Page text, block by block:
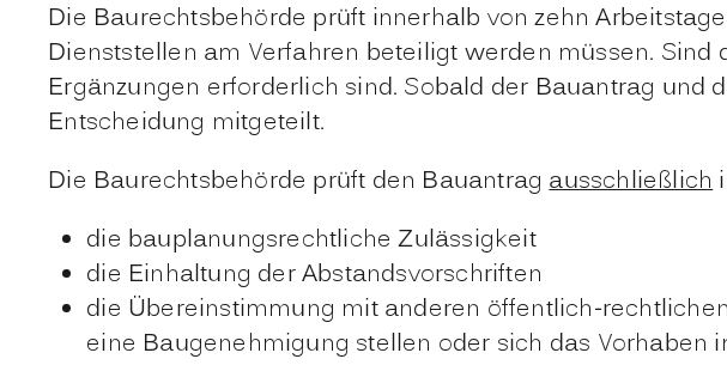
Die Baurechtsbehörde prüft innerhalb von zehn
Dienststellen am Verfahren beteiligt werden müssen.
Ergänzungen erforderlich sind. Sobald der Bauantrag
Entscheidung mitgeteilt.
Die Baurechtsbehörde prüft den Bauantragausschließlich
die bauplanungsrechtliche Zulässigkeit
die Einhaltung der Abstandsvorschriften
die Übereinstimmung mit anderen öffentlich-
eine Baugenehmigung stellen oder sich das Vorhaben